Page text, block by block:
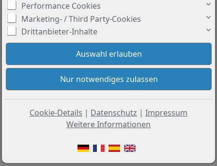
Performance Cookies
Marketing- / Third Party-Cookies
Drittanbieter-Inhalte
Cookie-Details | Datenschutz | Impressum
Weitere Informationen